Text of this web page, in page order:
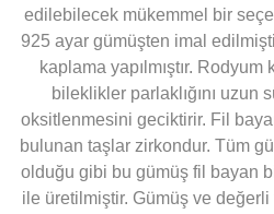
edilebilecek mükemmel bir
925 ayar gümüşten imal
kaplama yapılmıştır.
bileklikler parlaklığını uzun
oksitlenmesini geciktirir. Fil
bulunan taşlar zirkondur. Tüm
olduğu gibi bu gümüş fil bayan
ile üretilmiştir. Gümüş ve